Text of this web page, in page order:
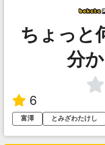
ちょっと
分
6
富澤
とみざわたけし